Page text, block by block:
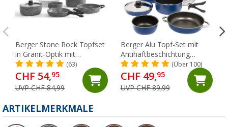
Berger Stone Rock Topfset
in Granit-Optik mit
Antihaftbeschichtung 10 tlg.
(63)
CHF 54,95
UVP CHF 84,99
Berger Alu Topf-Set mit
Antihaftbeschichtung
stapelbar 9 teilig blau
(Über 100)
CHF 49,95
UVP CHF 89,99
ARTIKELMERKMALE